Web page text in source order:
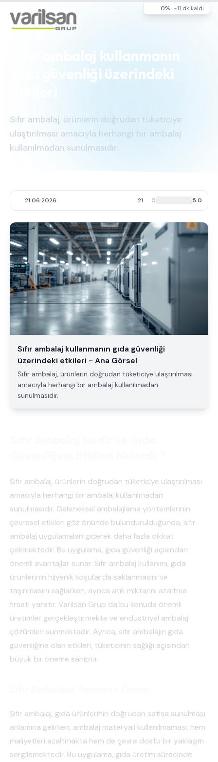
0% ~11 dk kaldı
Sıfır ambalaj kullanmanın
gıda güvenliği üzerindeki
Sıfır ambalaj, ürünlerin doğrudan tüketiciye
ulaştırılması amacıyla herhangi bir ambalaj
kullanılmadan sunulmasıdır.
21.06.2026 21 0 5.0
Sıfır ambalaj kullanmanın gıda güvenliği
üzerindeki etkileri - Ana Görsel
Sıfır ambalaj, ürünlerin doğrudan tüketiciye ulaştırılması
amacıyla herhangi bir ambalaj kullanılmadan
sunulmasıdır.
Sıfır ambalaj, ürünlerin doğrudan tüketiciye ulaştırılması
amacıyla herhangi bir ambalaj kullanılmadan
sunulmasıdır. Geleneksel ambalajlama yöntemlerinin
çevresel etkileri göz önünde bulundurulduğunda, sıfır
ambalaj uygulamaları giderek daha fazla dikkat
çekmektedir. Bu uygulama, gıda güvenliği açısından
önemli avantajlar sunar. Sıfır ambalaj kullanımı, gıda
ürünlerinin hijyenik koşullarda saklanmasını ve
taşınmasını sağlarken, ayrıca atık miktarını azaltma
fırsatı yaratır. Varilsan Grup da bu konuda önemli
üretimler gerçekleştirmekte ve endüstriyel ambalaj
çözümleri sunmaktadır. Ayrıca, sıfır ambalajın gıda
güvenliğine olan etkileri, tüketicinin sağlığı açısından
büyük bir öneme sahiptir.
Sıfır ambalaj, gıda ürünlerinin doğrudan satışa sunulması
anlamına gelirken, ambalaj materyali kullanılmaması, hem
maliyetleri azaltmakta hem de çevre dostu bir yaklaşım
sergilemektedir. Bu uygulama, gıda üretim sürecinde